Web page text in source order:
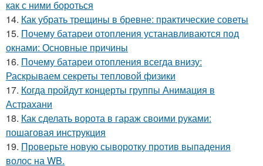
как с ними бороться
14. Как убрать трещины в бревне: практические советы
15. Почему батареи отопления устанавливаются под
окнами: Основные причины
16. Почему батареи отопления всегда внизу:
Раскрываем секреты тепловой физики
17. Когда пройдут концерты группы Анимация в
Астрахани
18. Как сделать ворота в гараж своими руками:
пошаговая инструкция
19. Проверьте новую сыворотку против выпадения
волос на WB.